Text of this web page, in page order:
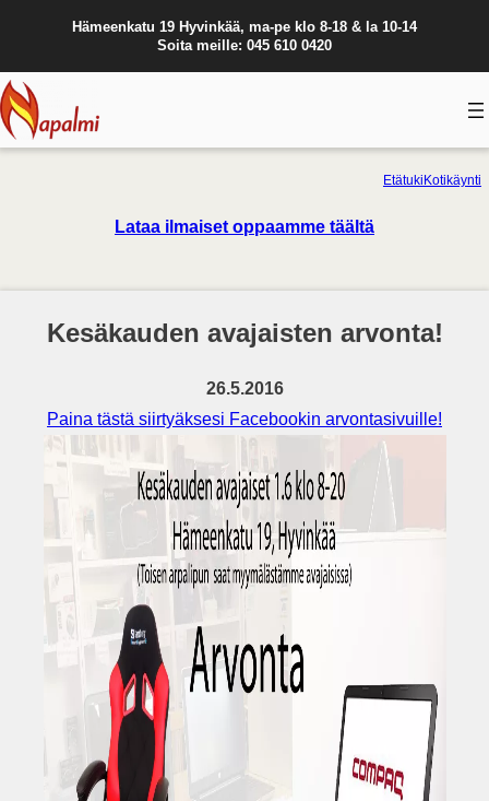
Hämeenkatu 19 Hyvinkää, ma-pe klo 8-18 & la 10-14
Soita meille: 045 610 0420
Etätuki Kotikäynti
Lataa ilmaiset oppaamme täältä
Kesäkauden avajaisten arvonta!
26.5.2016
Paina tästä siirtyäksesi Facebookin arvontasivuille!